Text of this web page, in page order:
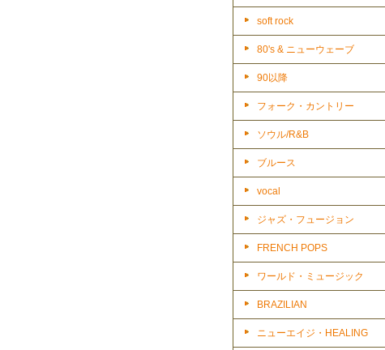
soft rock
80's & ニューウェーブ
90以降
フォーク・カントリー
ソウル/R&B
ブルース
vocal
ジャズ・フュージョン
FRENCH POPS
ワールド・ミュージック
BRAZILIAN
ニューエイジ・HEALING